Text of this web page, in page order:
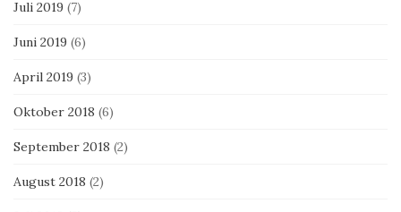
Juli 2019 (7)
Juni 2019 (6)
April 2019 (3)
Oktober 2018 (6)
September 2018 (2)
August 2018 (2)